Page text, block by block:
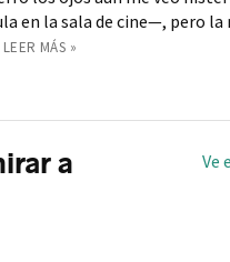
en la sala de cine—, pero la
LEER MÁS »
Ve
a